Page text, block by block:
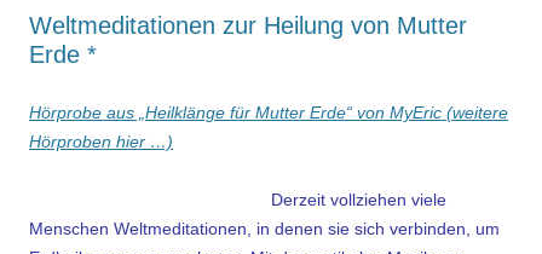
Weltmeditationen zur Heilung von Mutter
Erde *
Hörprobe aus „Heilklänge für Mutter Erde“ von MyEric (weitere
Hörproben hier …)
Derzeit vollziehen viele
Menschen Weltmeditationen, in denen sie sich verbinden, um